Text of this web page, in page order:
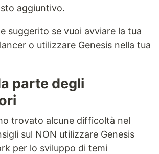
aggiuntivo.
suggerito se vuoi avviare la tua
o utilizzare Genesis nella tua
parte degli
trovato alcune difficoltà nel
sul NON utilizzare Genesis
per lo sviluppo di temi